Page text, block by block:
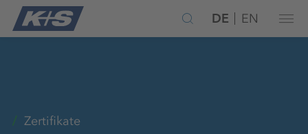
DE EN
Zertifikate